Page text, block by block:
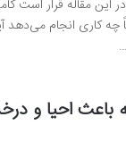
این مقاله قرار است
چه کاری انجام می‌دهد
باعث احیا و